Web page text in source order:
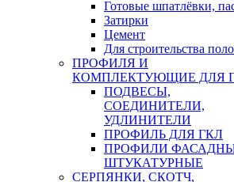
Готовые шпатлёвки,
Затирки
Цемент
Для строительства
ПРОФИЛЯ И
КОМПЛЕКТУЮЩИЕ ДЛЯ
ПОДВЕСЫ,
СОЕДИНИТЕЛИ,
УДЛИНИТЕЛИ
ПРОФИЛЬ ДЛЯ ГКЛ
ПРОФИЛИ
ШТУКАТУРНЫЕ
СЕРПЯНКИ, СКОТЧ,